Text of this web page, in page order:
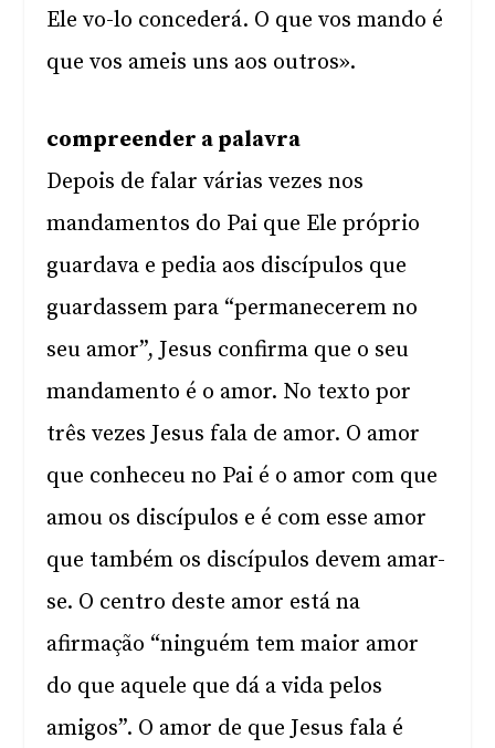
Ele vo-lo concederá. O que vos mando é
que vos ameis uns aos outros».
compreender a palavra
Depois de falar várias vezes nos
mandamentos do Pai que Ele próprio
guardava e pedia aos discípulos que
guardassem para “permanecerem no
seu amor”, Jesus confirma que o seu
mandamento é o amor. No texto por
três vezes Jesus fala de amor. O amor
que conheceu no Pai é o amor com que
amou os discípulos e é com esse amor
que também os discípulos devem amar-
se. O centro deste amor está na
afirmação “ninguém tem maior amor
do que aquele que dá a vida pelos
amigos”. O amor de que Jesus fala é